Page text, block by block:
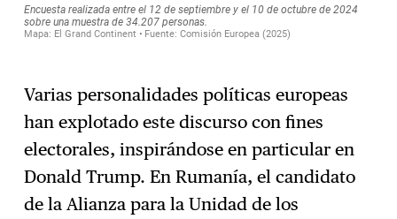
Varias personalidades políticas europeas
han explotado este discurso con fines
electorales, inspirándose en particular en
Donald Trump. En Rumanía, el candidato
de la Alianza para la Unidad de los